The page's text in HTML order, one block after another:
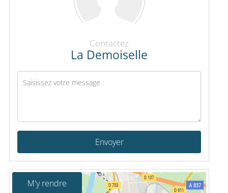
Contactez
La Demoiselle
Envoyer
M'y rendre